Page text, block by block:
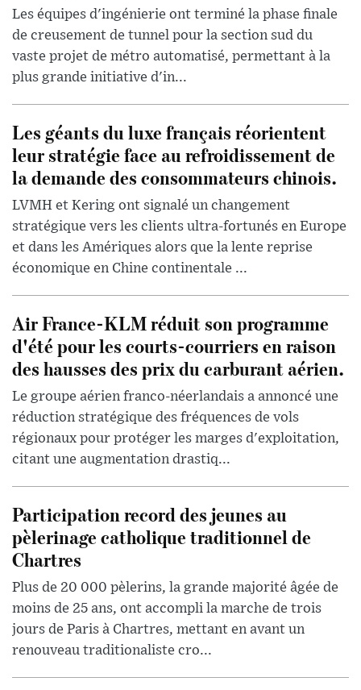
Les équipes d'ingénierie ont terminé la phase finale
de creusement de tunnel pour la section sud du
vaste projet de métro automatisé, permettant à la
plus grande initiative d'in...
Les géants du luxe français réorientent
leur stratégie face au refroidissement de
la demande des consommateurs chinois.
LVMH et Kering ont signalé un changement
stratégique vers les clients ultra-fortunés en Europe
et dans les Amériques alors que la lente reprise
économique en Chine continentale ...
Air France-KLM réduit son programme
d'été pour les courts-courriers en raison
des hausses des prix du carburant aérien.
Le groupe aérien franco-néerlandais a annoncé une
réduction stratégique des fréquences de vols
régionaux pour protéger les marges d'exploitation,
citant une augmentation drastiq...
Participation record des jeunes au
pèlerinage catholique traditionnel de
Chartres
Plus de 20 000 pèlerins, la grande majorité âgée de
moins de 25 ans, ont accompli la marche de trois
jours de Paris à Chartres, mettant en avant un
renouveau traditionaliste cro...